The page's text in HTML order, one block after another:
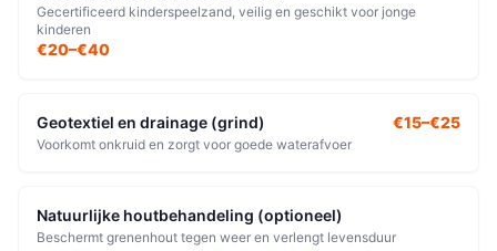
Gecertificeerd kinderspeelzand, veilig en geschikt voor jonge
kinderen
€20–€40
Geotextiel en drainage (grind)
Voorkomt onkruid en zorgt voor goede waterafvoer
€15–€25
Natuurlijke houtbehandeling (optioneel)
Beschermt grenenhout tegen weer en verlengt levensduur